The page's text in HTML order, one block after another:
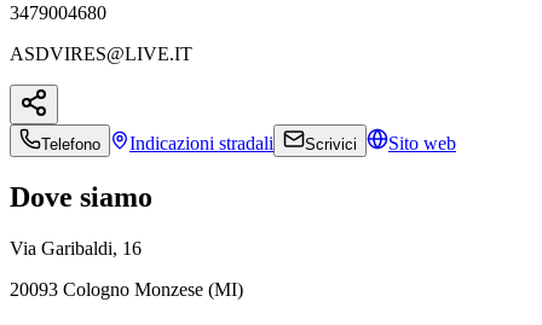
3479004680
ASDVIRES@LIVE.IT
Telefono Indicazioni stradali Scrivici Sito web
Dove siamo
Via Garibaldi, 16
20093 Cologno Monzese (MI)